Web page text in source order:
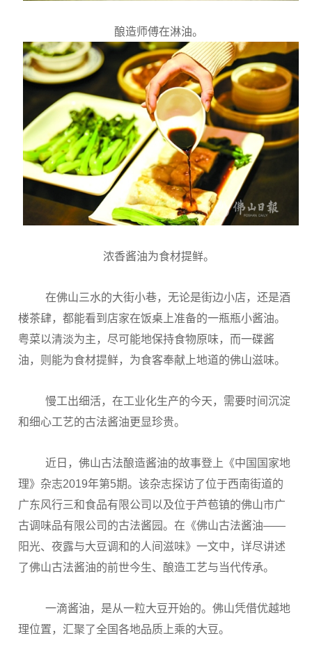
酿造师傅在淋油。
浓香酱油为食材提鲜。
在佛山三水的大街小巷，无论是街边小店，还是酒
楼茶肆，都能看到店家在饭桌上准备的一瓶瓶小酱油。
粤菜以清淡为主，尽可能地保持食物原味，而一碟酱
油，则能为食材提鲜，为食客奉献上地道的佛山滋味。
慢工出细活，在工业化生产的今天，需要时间沉淀
和细心工艺的古法酱油更显珍贵。
近日，佛山古法酿造酱油的故事登上《中国国家地
理》杂志2019年第5期。该杂志探访了位于西南街道的
广东风行三和食品有限公司以及位于芦苞镇的佛山市广
古调味品有限公司的古法酱园。在《佛山古法酱油——
阳光、夜露与大豆调和的人间滋味》一文中，详尽讲述
了佛山古法酱油的前世今生、酿造工艺与当代传承。
一滴酱油，是从一粒大豆开始的。佛山凭借优越地
理位置，汇聚了全国各地品质上乘的大豆。